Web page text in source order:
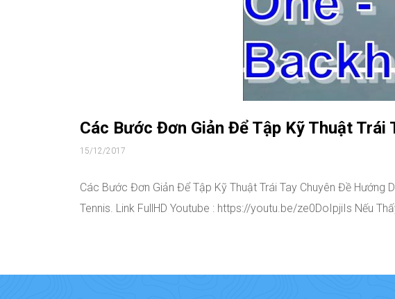
Các Bước Đơn Giản Để Tập Kỹ Thuật Trái
15/12/2017
Các Bước Đơn Giản Để Tập Kỹ Thuật Trái Tay Chuyên Đề Hướng
Tennis. Link FullHD Youtube : https://youtu.be/ze0DoIpjiIs Nếu